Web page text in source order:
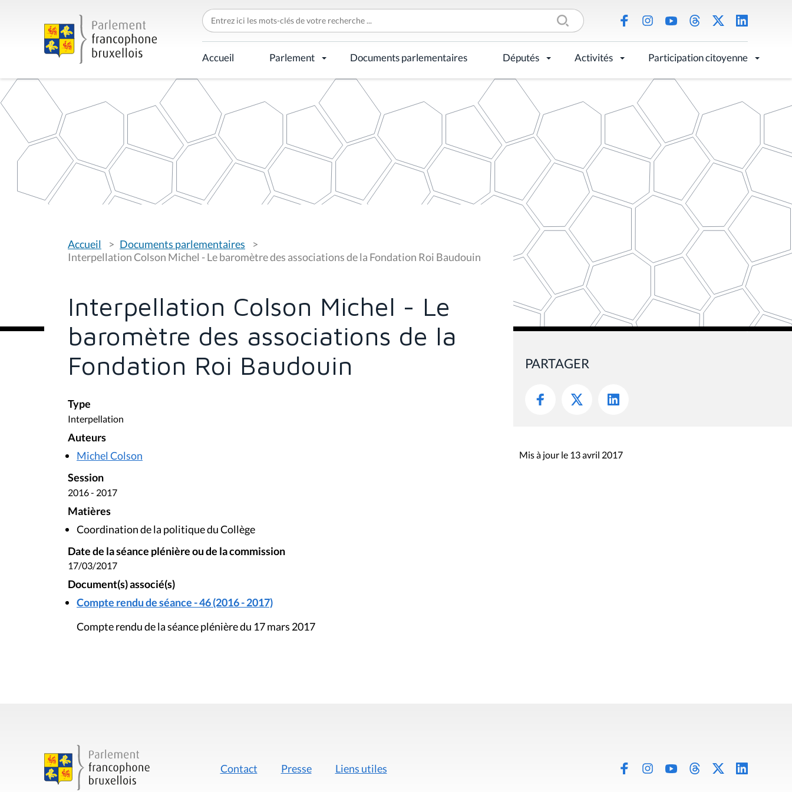
C
h
e
r
c
h
r
p
Accueil Parlement Documents parlementaires Députés Activités Participation citoyenne
o
u
Accueil
Documents parlementaires
Interpellation Colson Michel - Le baromètre des associations de la Fondation Roi Baudouin
Interpellation Colson Michel - Le
baromètre des associations de la
Fondation Roi Baudouin
Type
Interpellation
Auteurs
Michel Colson
Session
2016 - 2017
Matières
Coordination de la politique du Collège
Date de la séance plénière ou de la commission
17/03/2017
Document(s) associé(s)
Compte rendu de séance - 46 (2016 - 2017)
Compte rendu de la séance plénière du 17 mars 2017
PARTAGER
Mis à jour le 13 avril 2017
Contact Presse Liens utiles